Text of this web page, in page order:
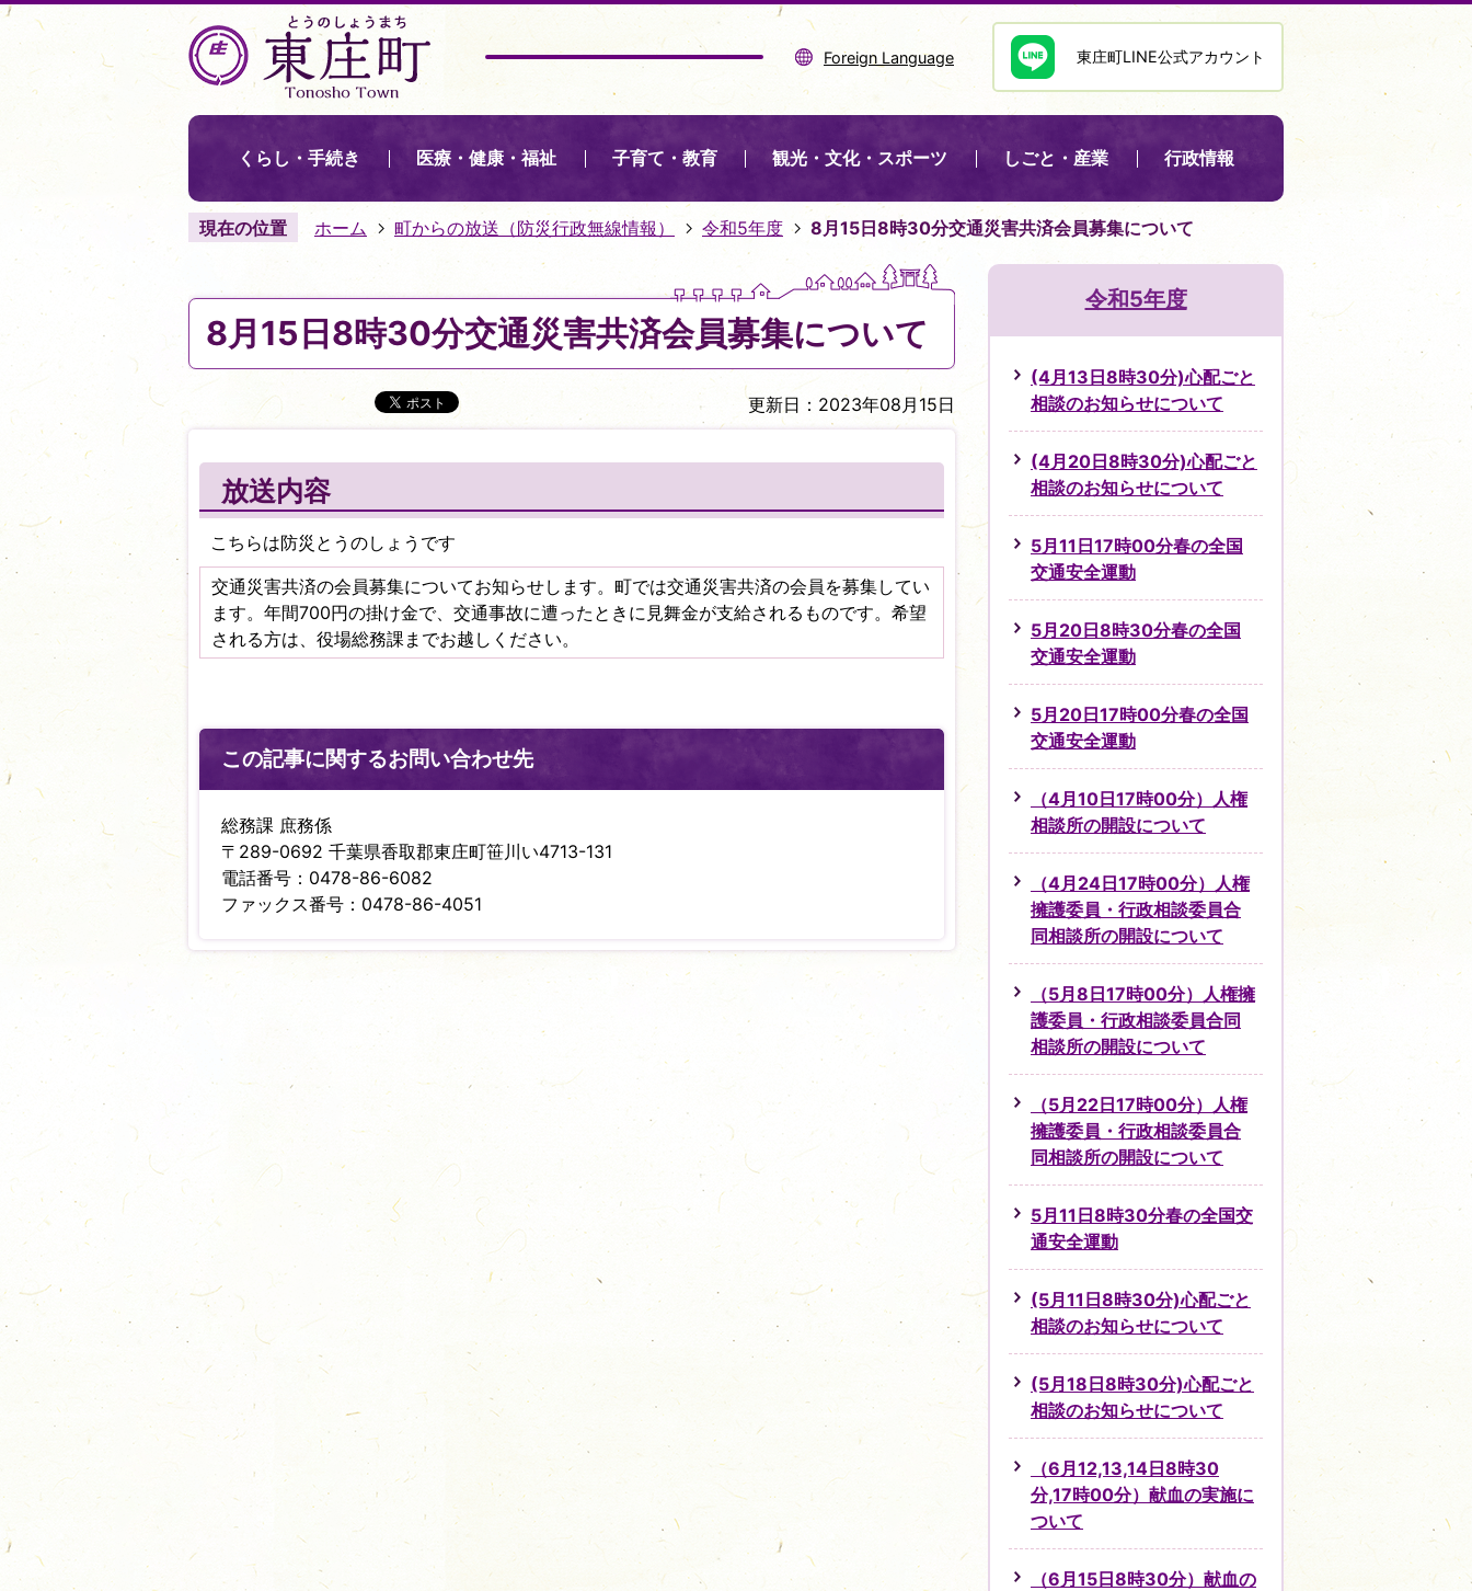
Foreign Language 東庄町LINE公式アカウント
くらし・手続き 医療・健康・福祉 子育て・教育 観光・文化・スポーツ しごと・産業 行政情報
現在の位置 ホーム 町からの放送（防災行政無線情報） 令和5年度 8月15日8時30分交通災害共済会員募集について
8月15日8時30分交通災害共済会員募集について
更新日：2023年08月15日
放送内容
こちらは防災とうのしょうです
交通災害共済の会員募集についてお知らせします。町では交通災害共済の会員を募集してい
ます。年間700円の掛け金で、交通事故に遭ったときに見舞金が支給されるものです。希望
される方は、役場総務課までお越しください。
この記事に関するお問い合わせ先
総務課 庶務係
〒289-0692 千葉県香取郡東庄町笹川い4713-131
電話番号：0478-86-6082
ファックス番号：0478-86-4051
令和5年度
(4月13日8時30分)心配ごと
相談のお知らせについて
(4月20日8時30分)心配ごと
相談のお知らせについて
5月11日17時00分春の全国
交通安全運動
5月20日8時30分春の全国
交通安全運動
5月20日17時00分春の全国
交通安全運動
（4月10日17時00分）人権
相談所の開設について
（4月24日17時00分）人権
擁護委員・行政相談委員合
同相談所の開設について
（5月8日17時00分）人権擁
護委員・行政相談委員合同
相談所の開設について
（5月22日17時00分）人権
擁護委員・行政相談委員合
同相談所の開設について
5月11日8時30分春の全国交
通安全運動
(5月11日8時30分)心配ごと
相談のお知らせについて
(5月18日8時30分)心配ごと
相談のお知らせについて
（6月12,13,14日8時30
分,17時00分）献血の実施に
ついて
（6月15日8時30分）献血の